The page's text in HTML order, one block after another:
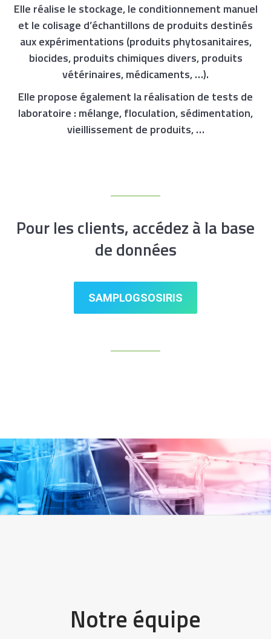
Elle réalise le stockage, le conditionnement manuel
et le colisage d’échantillons de produits destinés
aux expérimentations (produits phytosanitaires,
biocides, produits chimiques divers, produits
vétérinaires, médicaments, …).
Elle propose également la réalisation de tests de
laboratoire : mélange, floculation, sédimentation,
vieillissement de produits, …
Pour les clients, accédez à la base
de données
SAMPLOGSOSIRIS
Notre équipe